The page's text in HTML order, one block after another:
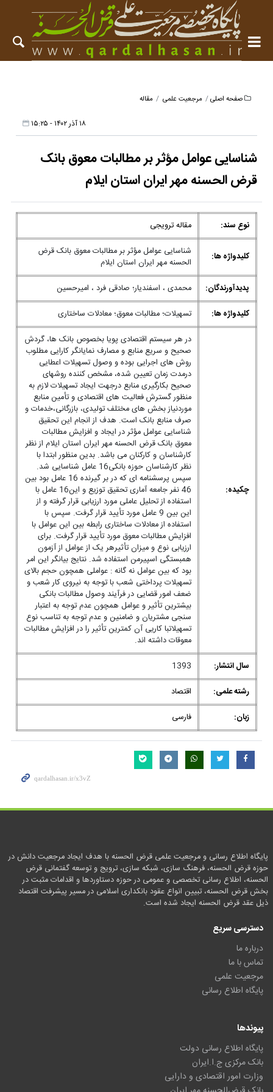
صفحه اصلی مرجعیت علمی مقاله
۱۸ آذر ۱۴۰۲ - ۱۵:۲۵
شناسایی عوامل مؤثر بر مطالبات معوق بانک
قرض الحسنه مهر ایران استان ایلام
نوع سند: مقاله ترویجی
کلیدواژه ها:
شناسایی عوامل مؤثر بر مطالبات معوق بانک قرض
الحسنه مهر ایران استان ایلام
پدیدآورندگان:
محمدی ، اسفندیار؛ صادقی فرد ، امیرحسین
کلیدواژه ها:
تسهیلات؛ مطالبات معوق؛ معادلات ساختاری
چکیده:
در هر سیستم اقتصادی پویا بخصوص بانک ها، گردش
صحیح و سریع منابع و مصارف نمایانگر کارایی مطلوب
روش های اجرایی بوده و وصول تسهیلات اعطایی
درمدت زمان تعیین شده، مشخص کننده روشهای
صحیح بکارگیری منابع درجهت ایجاد تسهیلات لازم به
منظور گسترش فعالیت های اقتصادی و تأمین منابع
موردنیاز بخش های مختلف تولیدی، بازرگانی،خدمات و
صرف منابع بانک است. هدف از انجام این تحقیق
شناسایی عوامل مؤثر در ایجاد و افزایش مطالبات
معوق بانک قرض الحسنه مهر ایران استان ایلام از نظر
کارشناسان و کارکنان می باشد. بدین منظور ابتدا با
نظر کارشناسان حوزه بانکی16 عامل شناسایی شد.
سپس پرسشنامه ای که در بر گیرنده 16 عامل بود بین
46 نفر جامعه آماری تحقیق توزیع و این16 عامل با
استفاده از تحلیل عاملی مورد ارزیابی قرار گرفته و از
این بین 9 عامل مورد تأیید قرار گرفت. سپس با
استفاده از معادلات ساختاری رابطه بین این عوامل با
افزایش مطالبات معوق مورد تأیید قرار گرفت. برای
ارزیابی نوع و میزان تأثیرهر یک از عوامل از آزمون
همبستگی اسپیرمن استفاده شد. نتایج بیانگر این امر
بود که بین عوامل نه گانه : عواملی همچون حجم بالای
تسهیلات پرداختی شعب با توجه به نیروی کار شعب و
ضعف امور قضایی در فرآیند وصول مطالبات بانکی
بیشترین تأثیر و عوامل همچون عدم توجه به اعتبار
سنجی مشتریان و ضامنین و عدم توجه به تناسب نوع
تسهیلاتبا کاریی آن کمترین تأثیر را در افزایش مطالبات
معوقات داشته اند.
سال انتشار:
1393
رشته علمی:
اقتصاد
زبان:
فارسی
پایگاه اطلاع رسانی و مرجعیت علمی قرض الحسنه با هدف ایجاد مرجعیت دانش در
حوزه قرض الحسنه، فرهنگ سازی، شبکه سازی، ترویج و توسعه گفتمانی قرض
الحسنه، اطلاع رسانی تخصصی و عمومی در حوزه دستاوردها و اقدامات مثبت در
بخش قرض الحسنه، تبیین انواع عقود بانکداری اسلامی در مسیر پیشرفت اقتصاد
ذیل عقد قرض الحسنه ایجاد شده است.
دسترسی سریع
درباره ما
تماس با ما
مرجعیت علمی
پایگاه اطلاع رسانی
پیوندها
پایگاه اطلاع رسانی دولت
بانک مرکزی ج.ا.ایران
وزارت امور اقتصادی و دارایی